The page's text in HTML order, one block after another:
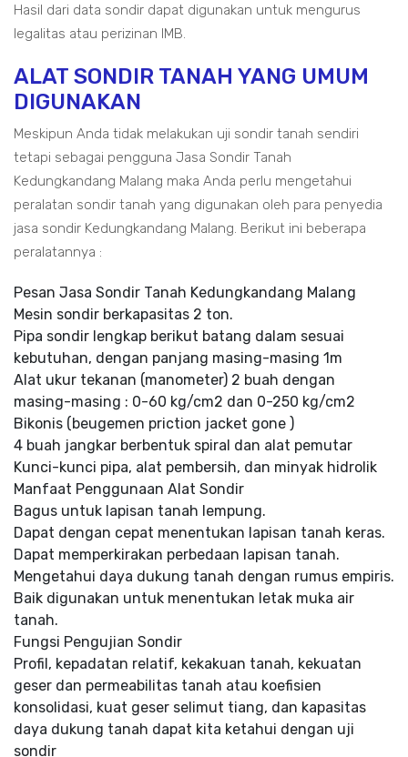
Hasil dari data sondir dapat digunakan untuk mengurus
legalitas atau perizinan IMB.
ALAT SONDIR TANAH YANG UMUM
DIGUNAKAN
Meskipun Anda tidak melakukan uji sondir tanah sendiri
tetapi sebagai pengguna Jasa Sondir Tanah
Kedungkandang Malang maka Anda perlu mengetahui
peralatan sondir tanah yang digunakan oleh para penyedia
jasa sondir Kedungkandang Malang. Berikut ini beberapa
peralatannya :
Pesan Jasa Sondir Tanah Kedungkandang Malang
Mesin sondir berkapasitas 2 ton.
Pipa sondir lengkap berikut batang dalam sesuai
kebutuhan, dengan panjang masing-masing 1m
Alat ukur tekanan (manometer) 2 buah dengan
masing-masing : 0-60 kg/cm2 dan 0-250 kg/cm2
Bikonis (beugemen priction jacket gone )
4 buah jangkar berbentuk spiral dan alat pemutar
Kunci-kunci pipa, alat pembersih, dan minyak hidrolik
Manfaat Penggunaan Alat Sondir
Bagus untuk lapisan tanah lempung.
Dapat dengan cepat menentukan lapisan tanah keras.
Dapat memperkirakan perbedaan lapisan tanah.
Mengetahui daya dukung tanah dengan rumus empiris.
Baik digunakan untuk menentukan letak muka air
tanah.
Fungsi Pengujian Sondir
Profil, kepadatan relatif, kekakuan tanah, kekuatan
geser dan permeabilitas tanah atau koefisien
konsolidasi, kuat geser selimut tiang, dan kapasitas
daya dukung tanah dapat kita ketahui dengan uji
sondir